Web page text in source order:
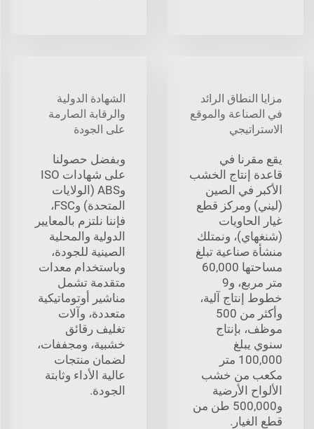
مزايا النطاق الرائد
في الصناعة والموقع
الاستراتيجي
يقع مقرنا في
قاعدة إنتاج الخشب
الأكبر في الصين
(ليني) ومركز قطع
غيار الحاويات
(شنغهاي)، ونمتلك
منشأة صناعية تبلغ
مساحتها 60,000
متر مربع، و9
خطوط إنتاج آلية،
وأكثر من 500
موظف، بإنتاج
سنوي يبلغ
100,000 متر
مكعب من خشب
الألواح الأرضية
و500,000 طن من
قطع الغيار.
الشهادة الدولية
والرقابة الصارمة
على الجودة
وبفضل حصولنا
على شهادات ISO
وABS (الولايات
المتحدة) وFSC،
فإننا نلتزم بالمعايير
الدولية والمحلية
الصينية للجودة،
وباستخدام معدات
متقدمة تشمل
مناشير أوتوماتيكية
متعددة، وآلات
تغليف رقائق
خشبية، ومجففات،
لضمان منتجات
عالية الأداء وثابتة
الجودة.